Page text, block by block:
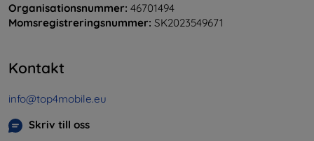
Organisationsnummer: 46701494
Momsregistreringsnummer: SK2023549671
Kontakt
info@top4mobile.eu
Skriv till oss